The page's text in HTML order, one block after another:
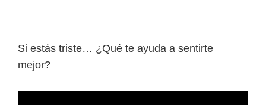
Si estás triste… ¿Qué te ayuda a sentirte
mejor?